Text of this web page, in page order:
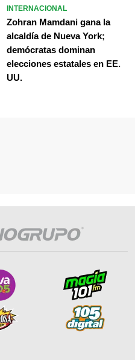
INTERNACIONAL
Zohran Mamdani gana la
alcaldía de Nueva York;
demócratas dominan
elecciones estatales en EE.
UU.